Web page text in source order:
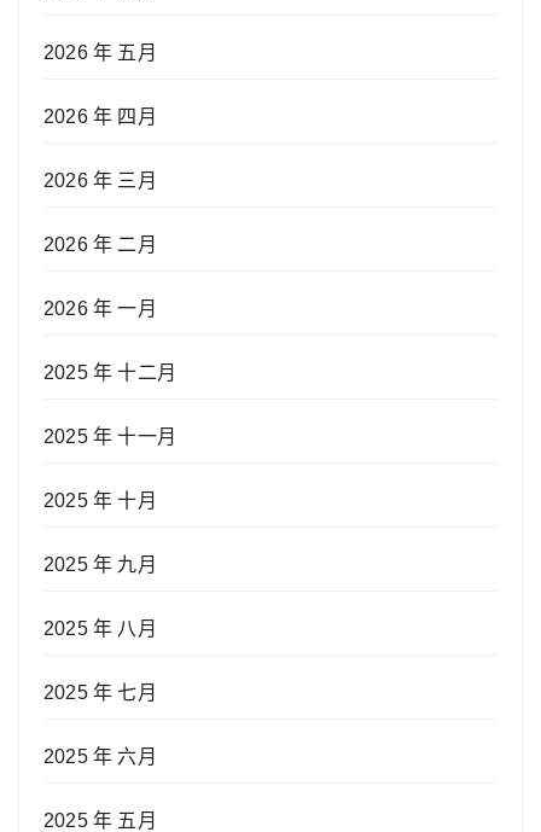
2026 年 五月
2026 年 四月
2026 年 三月
2026 年 二月
2026 年 一月
2025 年 十二月
2025 年 十一月
2025 年 十月
2025 年 九月
2025 年 八月
2025 年 七月
2025 年 六月
2025 年 五月